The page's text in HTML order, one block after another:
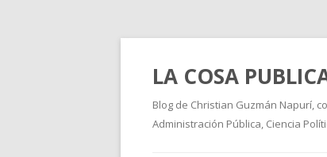
LA COSA
Blog de Christian Guzmán Napurí,
Administración Pública, Ciencia